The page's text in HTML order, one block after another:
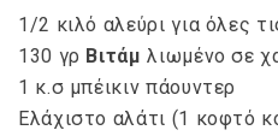
1/2 κιλό αλεύρι για όλες
130 γρ Βιτάμ λιωμένο σε
1 κ.σ μπέικιν πάουντερ
Ελάχιστο αλάτι (1 κοφτό